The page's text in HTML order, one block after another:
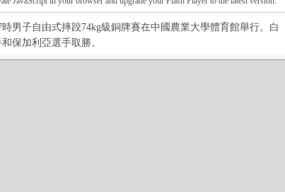
子自由式摔跤74kg級銅牌賽在中國農業大學體育館舉行。白
保加利亞選手取勝。